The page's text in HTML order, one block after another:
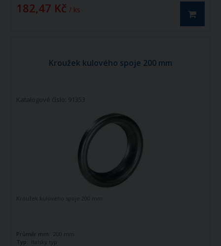
182,47 Kč / ks
Kroužek kulového spoje 200 mm
Katalogové číslo: 91353
Kroužek kulového spoje 200 mm
Průměr mm:
200 mm
Typ: Italský typ